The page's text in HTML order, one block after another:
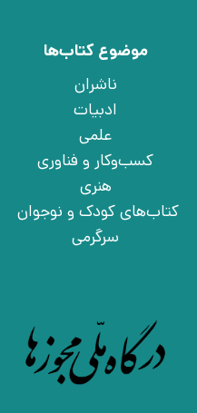
موضوع کتاب‌ها
ناشران
ادبیات
علمی
کسب‌وکار و فناوری
هنری
کتاب‌های کودک و نوجوان
سرگرمی